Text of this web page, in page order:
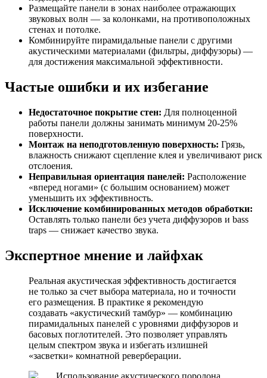
Размещайте панели в зонах наиболее отражающих
звуковых волн — за колонками, на противоположных
стенах и потолке.
Комбинируйте пирамидальные панели с другими
акустическими материалами (фильтры, диффузоры) —
для достижения максимальной эффективности.
Частые ошибки и их избегание
Недостаточное покрытие стен: Для полноценной
работы панели должны занимать минимум 20-25%
поверхности.
Монтаж на неподготовленную поверхность: Грязь,
влажность снижают сцепление клея и увеличивают риск
отслоения.
Неправильная ориентация панелей: Расположение
«вперед ногами» (с большим основанием) может
уменьшить их эффективность.
Исключение комбинированных методов обработки:
Оставлять только панели без учета диффузоров и bass
traps — снижает качество звука.
Экспертное мнение и лайфхак
Реальная акустическая эффективность достигается
не только за счет выбора материала, но и точности
его размещения. В практике я рекомендую
создавать «акустический тамбур» — комбинацию
пирамидальных панелей с уровнями диффузоров и
басовых поглотителей. Это позволяет управлять
целым спектром звука и избегать излишней
«засветки» комнатной реверберации.